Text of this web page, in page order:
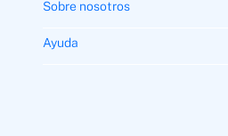
Sobre nosotros
Ayuda